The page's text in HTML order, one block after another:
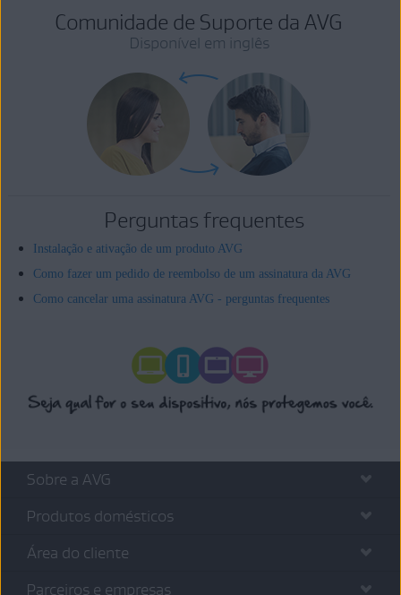
Comunidade de Suporte da AVG
Disponível em inglês
Perguntas frequentes
Instalação e ativação de um produto AVG
Como fazer um pedido de reembolso de um assinatura da AVG
Como cancelar uma assinatura AVG - perguntas frequentes
Sobre a AVG
Produtos domésticos
Área do cliente
Parceiros e empresas